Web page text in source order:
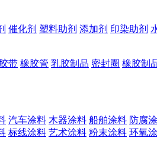
催化剂 塑料助剂 添加剂 印染助剂
带 橡胶管 乳胶制品 密封圈 橡胶制
汽车涂料 木器涂料 船舶涂料 防腐
标线涂料 艺术涂料 粉末涂料 环氧